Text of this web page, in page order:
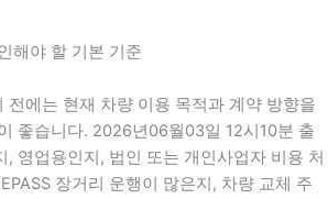
해야 할 기본 기준
전에는 현재 차량 이용 목적과 계약 방향을
좋습니다. 2026년06월03일 12시10분 출
, 영업용인지, 법인 또는 개인사업자 비용 처
장거리 운행이 많은지, 차량 교체 주